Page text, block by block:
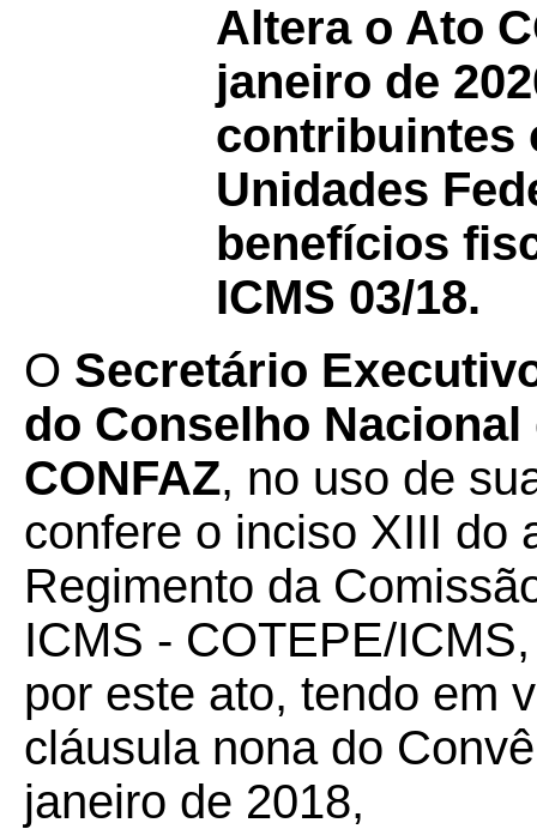
Altera o Ato
janeiro de
contribuintes
Unidades
benefícios
ICMS 03/18.
O Secretário
do Conselho
CONFAZ, no uso de
confere o inciso XIII do
Regimento da
ICMS - COTEPE/
por este ato, tendo em
cláusula nona do
janeiro de 2018,